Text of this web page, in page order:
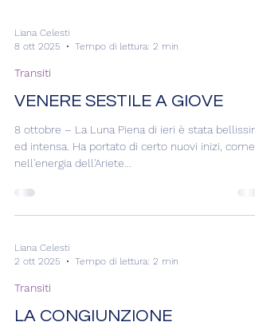
Liana Celesti
8 ott 2025
Tempo di lettura: 2 min
Transiti
VENERE SESTILE A GIOVE
8 ottobre – La Luna Piena di ieri è stata
ed intensa. Ha portato di certo nuovi inizi, come